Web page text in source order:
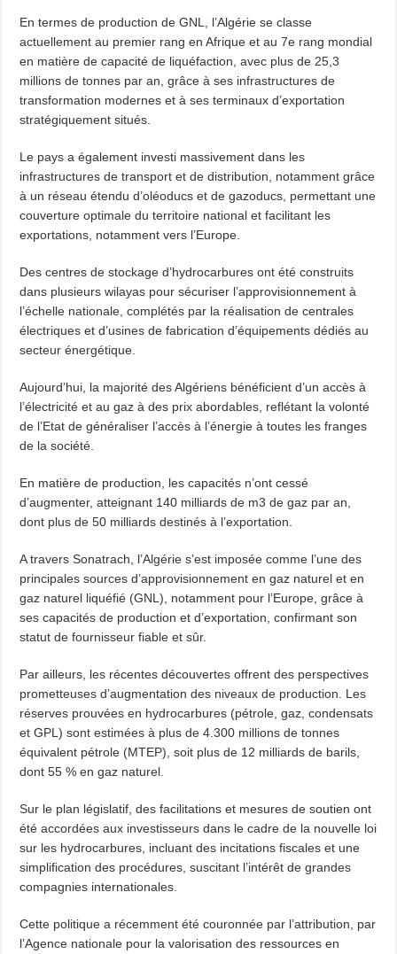
En termes de production de GNL, l’Algérie se classe
actuellement au premier rang en Afrique et au 7e rang mondial
en matière de capacité de liquéfaction, avec plus de 25,3
millions de tonnes par an, grâce à ses infrastructures de
transformation modernes et à ses terminaux d’exportation
stratégiquement situés.
Le pays a également investi massivement dans les
infrastructures de transport et de distribution, notamment grâce
à un réseau étendu d’oléoducs et de gazoducs, permettant une
couverture optimale du territoire national et facilitant les
exportations, notamment vers l’Europe.
Des centres de stockage d’hydrocarbures ont été construits
dans plusieurs wilayas pour sécuriser l’approvisionnement à
l’échelle nationale, complétés par la réalisation de centrales
électriques et d’usines de fabrication d’équipements dédiés au
secteur énergétique.
Aujourd’hui, la majorité des Algériens bénéficient d’un accès à
l’électricité et au gaz à des prix abordables, reflétant la volonté
de l’Etat de généraliser l’accès à l’énergie à toutes les franges
de la société.
En matière de production, les capacités n’ont cessé
d’augmenter, atteignant 140 milliards de m3 de gaz par an,
dont plus de 50 milliards destinés à l’exportation.
A travers Sonatrach, l’Algérie s’est imposée comme l’une des
principales sources d’approvisionnement en gaz naturel et en
gaz naturel liquéfié (GNL), notamment pour l’Europe, grâce à
ses capacités de production et d’exportation, confirmant son
statut de fournisseur fiable et sûr.
Par ailleurs, les récentes découvertes offrent des perspectives
prometteuses d’augmentation des niveaux de production. Les
réserves prouvées en hydrocarbures (pétrole, gaz, condensats
et GPL) sont estimées à plus de 4.300 millions de tonnes
équivalent pétrole (MTEP), soit plus de 12 milliards de barils,
dont 55 % en gaz naturel.
Sur le plan législatif, des facilitations et mesures de soutien ont
été accordées aux investisseurs dans le cadre de la nouvelle loi
sur les hydrocarbures, incluant des incitations fiscales et une
simplification des procédures, suscitant l’intérêt de grandes
compagnies internationales.
Cette politique a récemment été couronnée par l’attribution, par
l’Agence nationale pour la valorisation des ressources en